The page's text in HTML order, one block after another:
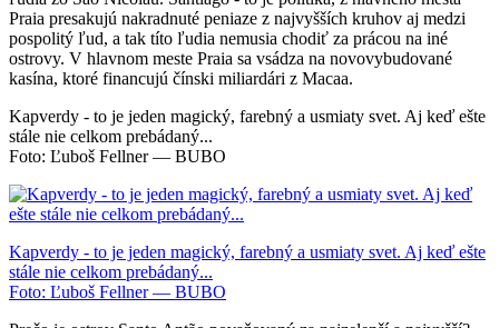
Praia presakujú nakradnuté peniaze z najvyšších kruhov aj medzi
pospolitý ľud, a tak títo ľudia nemusia chodiť za prácou na iné
ostrovy. V hlavnom meste Praia sa vsádza na novovybudované
kasína, ktoré financujú čínski miliardári z Macaa.
Kapverdy - to je jeden magický, farebný a usmiaty svet. Aj keď ešte
stále nie celkom prebádaný...
Foto: Ľuboš Fellner — BUBO
Kapverdy - to je jeden magický, farebný a usmiaty svet. Aj keď ešte
stále nie celkom prebádaný...
Foto: Ľuboš Fellner — BUBO